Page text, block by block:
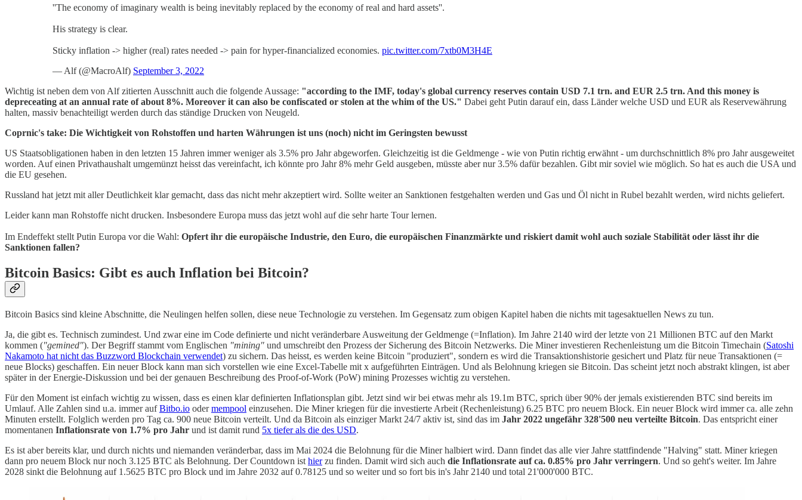
''The economy of imaginary wealth is being inevitably replaced by the economy of real and hard assets''.
His strategy is clear.
Sticky inflation -> higher (real) rates needed -> pain for hyper-financialized economies. pic.twitter.com/7xtb0M3H4E
— Alf (@MacroAlf) September 3, 2022
Wichtig ist neben dem von Alf zitierten Ausschnitt auch die folgende Aussage: "according to the IMF, today's global currency reserves contain USD 7.1 trn. and EUR 2.5 trn. And this money is
depreceating at an annual rate of about 8%. Moreover it can also be confiscated or stolen at the whim of the US." Dabei geht Putin darauf ein, dass Länder welche USD und EUR als Reservewährung
halten, massiv benachteiligt werden durch das ständige Drucken von Neugeld.
Coprnic's take: Die Wichtigkeit von Rohstoffen und harten Währungen ist uns (noch) nicht im Geringsten bewusst
US Staatsobligationen haben in den letzten 15 Jahren immer weniger als 3.5% pro Jahr abgeworfen. Gleichzeitig ist die Geldmenge - wie von Putin richtig erwähnt - um durchschnittlich 8% pro Jahr ausgeweitet
worden. Auf einen Privathaushalt umgemünzt heisst das vereinfacht, ich könnte pro Jahr 8% mehr Geld ausgeben, müsste aber nur 3.5% dafür bezahlen. Gibt mir soviel wie möglich. So hat es auch die USA und
die EU gesehen.
Russland hat jetzt mit aller Deutlichkeit klar gemacht, dass das nicht mehr akzeptiert wird. Sollte weiter an Sanktionen festgehalten werden und Gas und Öl nicht in Rubel bezahlt werden, wird nichts geliefert.
Leider kann man Rohstoffe nicht drucken. Insbesondere Europa muss das jetzt wohl auf die sehr harte Tour lernen.
Im Endeffekt stellt Putin Europa vor die Wahl: Opfert ihr die europäische Industrie, den Euro, die europäischen Finanzmärkte und riskiert damit wohl auch soziale Stabilität oder lässt ihr die
Sanktionen fallen?
Bitcoin Basics: Gibt es auch Inflation bei Bitcoin?
Bitcoin Basics sind kleine Abschnitte, die Neulingen helfen sollen, diese neue Technologie zu verstehen. Im Gegensatz zum obigen Kapitel haben die nichts mit tagesaktuellen News zu tun.
Ja, die gibt es. Technisch zumindest. Und zwar eine im Code definierte und nicht veränderbare Ausweitung der Geldmenge (=Inflation). Im Jahre 2140 wird der letzte von 21 Millionen BTC auf den Markt
kommen ("gemined"). Der Begriff stammt vom Englischen "mining" und umschreibt den Prozess der Sicherung des Bitcoin Netzwerks. Die Miner investieren Rechenleistung um die Bitcoin Timechain (Satoshi
Nakamoto hat nicht das Buzzword Blockchain verwendet) zu sichern. Das heisst, es werden keine Bitcoin "produziert", sondern es wird die Transaktionshistorie gesichert und Platz für neue Transaktionen (=
neue Blocks) geschaffen. Ein neuer Block kann man sich vorstellen wie eine Excel-Tabelle mit x aufgeführten Einträgen. Und als Belohnung kriegen sie Bitcoin. Das scheint jetzt noch abstrakt klingen, ist aber
später in der Energie-Diskussion und bei der genauen Beschreibung des Proof-of-Work (PoW) mining Prozesses wichtig zu verstehen.
Für den Moment ist einfach wichtig zu wissen, dass es einen klar definierten Inflationsplan gibt. Jetzt sind wir bei etwas mehr als 19.1m BTC, sprich über 90% der jemals existierenden BTC sind bereits im
Umlauf. Alle Zahlen sind u.a. immer aufBitbo.io odermempool einzusehen. Die Miner kriegen für die investierte Arbeit (Rechenleistung) 6.25 BTC pro neuem Block. Ein neuer Block wird immer ca. alle zehn
Minuten erstellt. Folglich werden pro Tag ca. 900 neue Bitcoin verteilt. Und da Bitcoin als einziger Markt 24/7 aktiv ist, sind das im Jahr 2022 ungefähr 328'500 neu verteilte Bitcoin. Das entspricht einer
momentanen Inflationsrate von 1.7% pro Jahr und ist damit rund 5x tiefer als die des USD.
Es ist aber bereits klar, und durch nichts und niemanden veränderbar, dass im Mai 2024 die Belohnung für die Miner halbiert wird. Dann findet das alle vier Jahre stattfindende "Halving" statt. Miner kriegen
dann pro neuem Block nur noch 3.125 BTC als Belohnung. Der Countdown ist hierzu finden. Damit wird sich auch die Inflationsrate auf ca. 0.85% pro Jahr verringern. Und so geht's weiter. Im Jahre
2028 sinkt die Belohnung auf 1.5625 BTC pro Block und im Jahre 2032 auf 0.78125 und so weiter und so fort bis in's Jahr 2140 und total 21'000'000 BTC.